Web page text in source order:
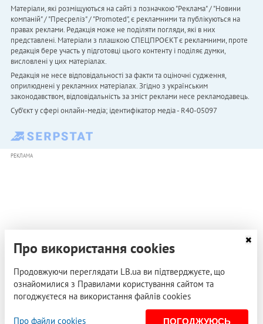
Матеріали, які розміщуються на сайті з позначкою "Реклама" / "Новини
компаній" / "Пресреліз" / "Promoted", є рекламними та публікуються на
правах реклами. Редакція може не поділяти погляди, які в них
представлені. Матеріали з плашкою СПЕЦПРОЄКТ є рекламними, проте
редакція бере участь у підготовці цього контенту і поділяє думки,
висловлені у цих матеріалах.
Редакція не несе відповідальності за факти та оціночні судження,
оприлюднені у рекламних матеріалах. Згідно з українським
законодавством, відповідальність за зміст реклами несе рекламодавець.
Cуб'єкт у сфері онлайн-медіа; ідентифікатор медіа - R40-05097
РЕКЛАМА
Про використання cookies
Продовжуючи переглядати LB.ua ви підтверджуєте, що
ознайомилися з Правилами користування сайтом та
погоджуєтеся на використання файлів cookies
Про файли cookies ПОГОДЖУЮСЬ